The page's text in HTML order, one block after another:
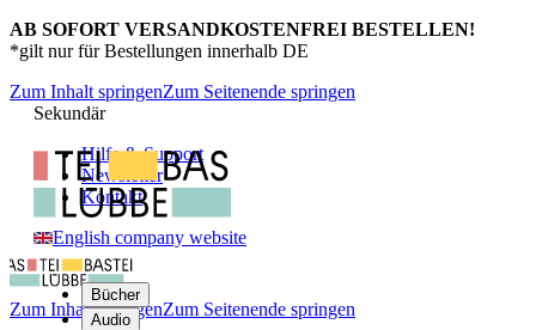
AB SOFORT VERSANDKOSTENFREI BESTELLEN!
*gilt nur für Bestellungen innerhalb DE
Zum Inhalt springenZum Seitenende springen
Sekundär
Hilfe & Support
Newsletter
Kontakt
English company website
Bücher
Audio
Zum Inhalt springenZum Seitenende springen